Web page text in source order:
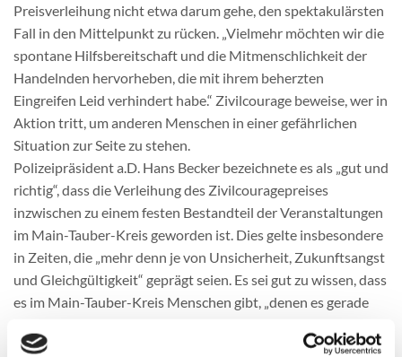
Preisverleihung nicht etwa darum gehe, den spektakulärsten
Fall in den Mittelpunkt zu rücken. „Vielmehr möchten wir die
spontane Hilfsbereitschaft und die Mitmenschlichkeit der
Handelnden hervorheben, die mit ihrem beherzten
Eingreifen Leid verhindert habe.“ Zivilcourage beweise, wer in
Aktion tritt, um anderen Menschen in einer gefährlichen
Situation zur Seite zu stehen.
Polizeipräsident a.D. Hans Becker bezeichnete es als „gut und
richtig“, dass die Verleihung des Zivilcouragepreises
inzwischen zu einem festen Bestandteil der Veranstaltungen
im Main-Tauber-Kreis geworden ist. Dies gelte insbesondere
in Zeiten, die „mehr denn je von Unsicherheit, Zukunftsangst
und Gleichgültigkeit“ geprägt seien. Es sei gut zu wissen, dass
es im Main-Tauber-Kreis Menschen gibt, „denen es gerade
und die aktiv mithelfen, um Schaden zu verhüten“. Dabei